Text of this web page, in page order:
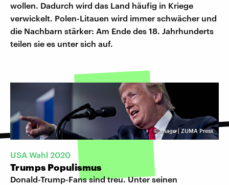
wollen. Dadurch wird das Land häufig in Kriege
verwickelt. Polen-Litauen wird immer schwächer und
die Nachbarn stärker: Am Ende des 18. Jahrhunderts
teilen sie es unter sich auf.
©imago | ZUMA Press
USA Wahl 2020
Trumps Populismus
Donald-Trump-Fans sind treu. Unter seinen